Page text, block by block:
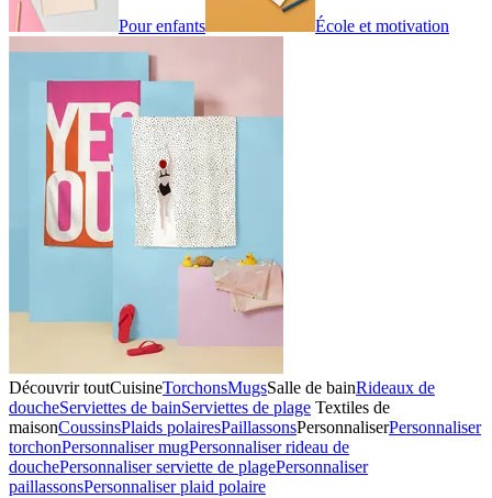
Pour enfants École et motivation
Découvrir toutCuisineTorchonsMugsSalle de bainRideaux de
doucheServiettes de bainServiettes de plage Textiles de
maisonCoussinsPlaids polairesPaillassonsPersonnaliserPersonnaliser
torchonPersonnaliser mugPersonnaliser rideau de
douchePersonnaliser serviette de plagePersonnaliser
paillassonsPersonnaliser plaid polaire